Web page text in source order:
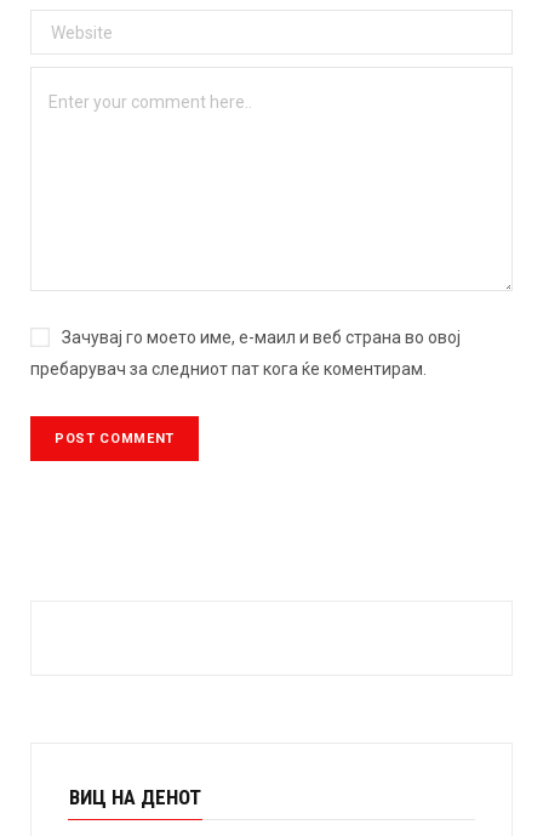
Зачувај го моето име, е-маил и веб страна во овој
пребарувач за следниот пат кога ќе коментирам.
ВИЦ НА ДЕНОТ